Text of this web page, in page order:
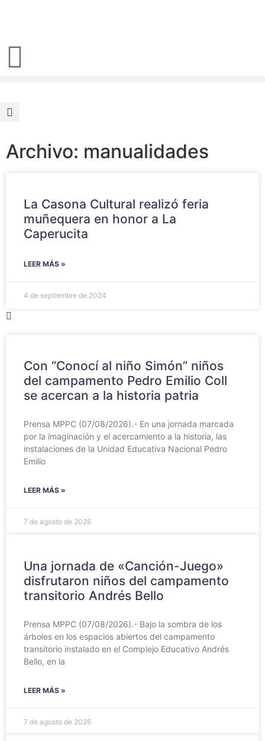
Archivo: manualidades
La Casona Cultural realizó feria
muñequera en honor a La
Caperucita
LEER MÁS »
4 de septiembre de 2024
Con “Conocí al niño Simón” niños
del campamento Pedro Emilio Coll
se acercan a la historia patria
Prensa MPPC (07/08/2026).- En una jornada marcada
por la imaginación y el acercamiento a la historia, las
instalaciones de la Unidad Educativa Nacional Pedro
Emilio
LEER MÁS »
7 de agosto de 2026
Una jornada de «Canción-Juego»
disfrutaron niños del campamento
transitorio Andrés Bello
Prensa MPPC (07/08/2026).- Bajo la sombra de los
árboles en los espacios abiertos del campamento
transitorio instalado en el Complejo Educativo Andrés
Bello, en la
LEER MÁS »
7 de agosto de 2026